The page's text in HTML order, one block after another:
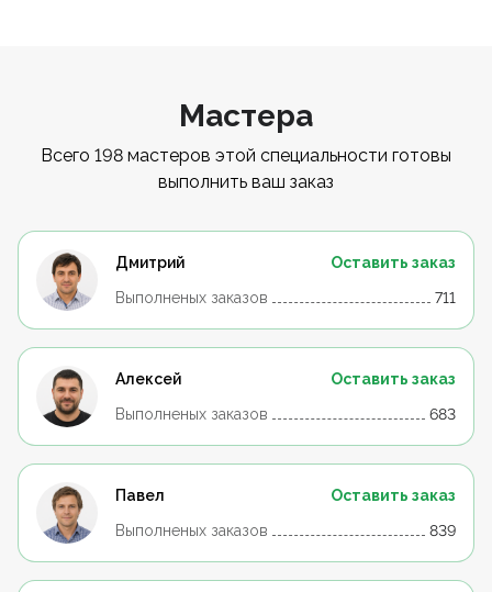
Мастера
Всего 198 мастеров этой специальности готовы
выполнить ваш заказ
Дмитрий
Оставить заказ
Выполненых заказов
711
Алексей
Оставить заказ
Выполненых заказов
683
Павел
Оставить заказ
Выполненых заказов
839